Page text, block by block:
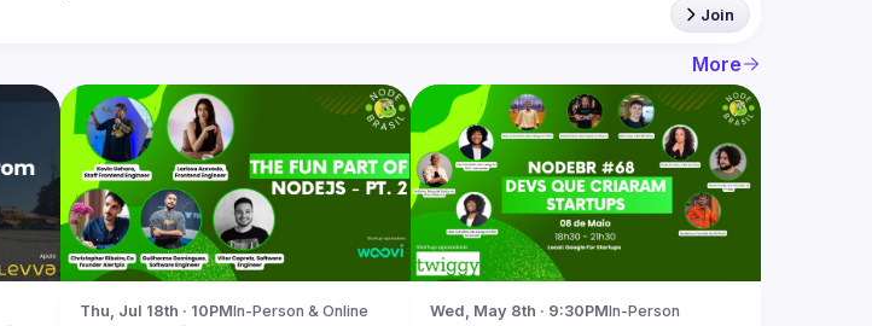
Join
More
Thu, Jul 18th · 10PMIn-Person & Online Wed, May 8th · 9:30PMIn-Person